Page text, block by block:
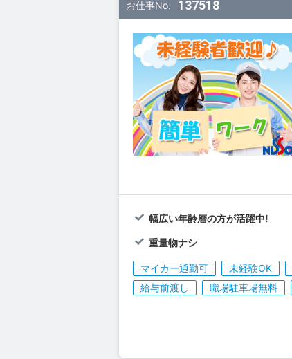
お仕事No. 137518
幅広い年齢層の方が活躍中!
重量物ナシ
マイカー通勤可 未経験OK
給与前渡し
職場駐車場無料